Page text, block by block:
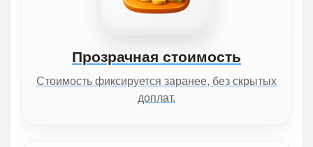
Прозрачная стоимость
Стоимость фиксируется заранее, без скрытых
доплат.